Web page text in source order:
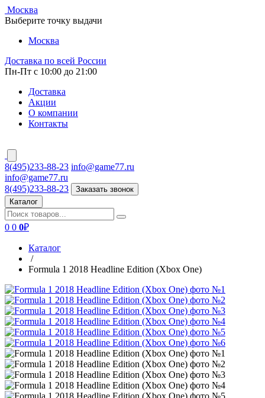
Москва
Выберите точку выдачи
Москва
Доставка по всей России
Пн-Пт с 10:00 до 21:00
Доставка
Акции
О компании
Контакты
8(495)233-88-23 info@game77.ru
info@game77.ru
8(495)233-88-23
Заказать звонок
Каталог
0 0 0₽
Каталог
/
Formula 1 2018 Headline Edition (Xbox One)